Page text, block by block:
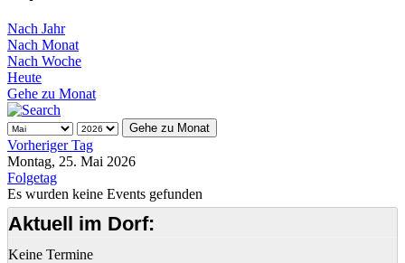
Nach Jahr
Nach Monat
Nach Woche
Heute
Gehe zu Monat
Gehe zu Monat
Vorheriger Tag
Montag, 25. Mai 2026
Folgetag
Es wurden keine Events gefunden
Aktuell im Dorf:
Keine Termine